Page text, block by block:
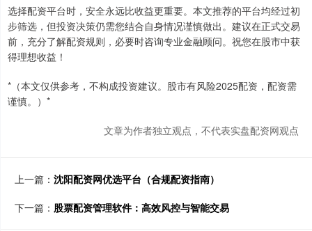
选择配资平台时，安全永远比收益更重要。本文推荐的平台均经过初
步筛选，但投资决策仍需您结合自身情况谨慎做出。建议在正式交易
前，充分了解配资规则，必要时咨询专业金融顾问。祝您在股市中获
得理想收益！
*（本文仅供参考，不构成投资建议。股市有风险2025配资，配资需
谨慎。）*
文章为作者独立观点，不代表实盘配资网观点
上一篇： 沈阳配资网优选平台（合规配资指南）
下一篇： 股票配资管理软件：高效风控与智能交易